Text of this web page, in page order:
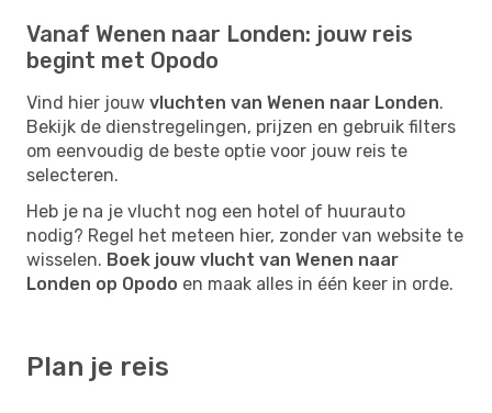
Vanaf Wenen naar Londen: jouw reis
begint met Opodo
Vind hier jouw vluchten van Wenen naar Londen.
Bekijk de dienstregelingen, prijzen en gebruik filters
om eenvoudig de beste optie voor jouw reis te
selecteren.
Heb je na je vlucht nog een hotel of huurauto
nodig? Regel het meteen hier, zonder van website te
wisselen. Boek jouw vlucht van Wenen naar
Londen op Opodo en maak alles in één keer in orde.
Plan je reis